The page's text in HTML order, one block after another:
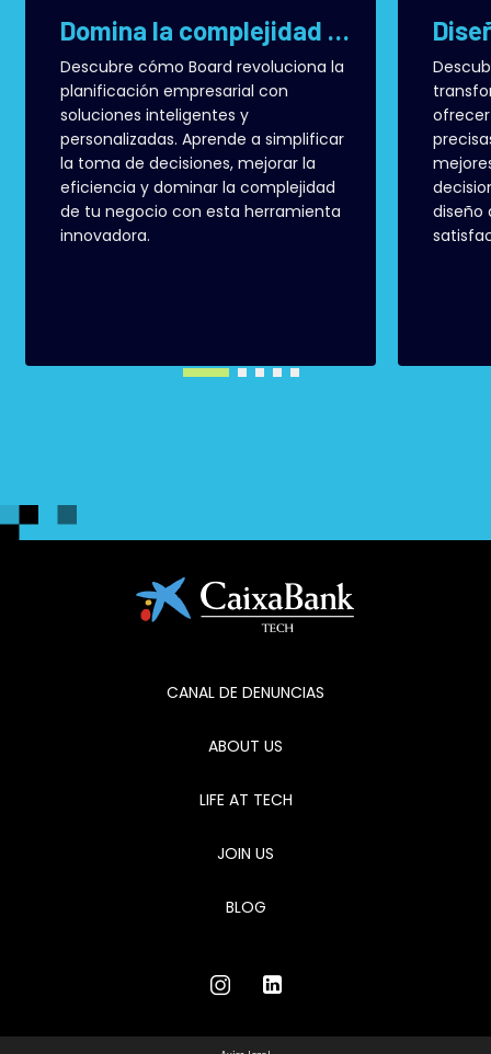
Domina la complejidad empresarial con Board: tu aliado en la planificación inteligente
Descubre cómo Board revoluciona la
planificación empresarial con
soluciones inteligentes y
personalizadas. Aprende a simplificar
la toma de decisiones, mejorar la
eficiencia y dominar la complejidad
de tu negocio con esta herramienta
innovadora.
diseño
CANAL DE DENUNCIAS
ABOUT US
LIFE AT TECH
JOIN US
BLOG